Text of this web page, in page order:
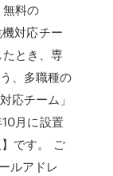
料の
対応チー
とき、専
、多職種の
応チーム」
月に設置
です。 ご
ルアドレ